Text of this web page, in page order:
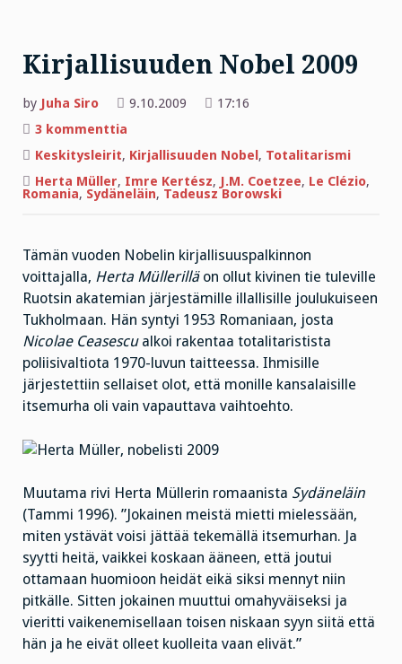
Kirjallisuuden Nobel 2009
by Juha Siro 9.10.2009
17:16
3 kommenttia
Nobel
2009
Keskitysleirit, Kirjallisuuden Nobel, Totalitarismi
Herta Müller, Imre Kertész, J.M. Coetzee, Le Clézio,
Romania, Sydäneläin, Tadeusz Borowski
Tämän vuoden Nobelin kirjallisuuspalkinnon
voittajalla, Herta Müllerilläon ollut kivinen tie tuleville
Ruotsin akatemian järjestämille illallisille joulukuiseen
Tukholmaan. Hän syntyi 1953 Romaniaan, josta
Nicolae Ceasescualkoi rakentaa totalitaristista
poliisivaltiota 1970-luvun taitteessa. Ihmisille
järjestettiin sellaiset olot, että monille kansalaisille
itsemurha oli vain vapauttava vaihtoehto.
Muutama rivi Herta Müllerin romaanista Sydäneläin
(Tammi 1996). ”Jokainen meistä mietti mielessään,
miten ystävät voisi jättää tekemällä itsemurhan. Ja
syytti heitä, vaikkei koskaan ääneen, että joutui
ottamaan huomioon heidät eikä siksi mennyt niin
pitkälle. Sitten jokainen muuttui omahyväiseksi ja
vieritti vaikenemisellaan toisen niskaan syyn siitä että
hän ja he eivät olleet kuolleita vaan elivät.”